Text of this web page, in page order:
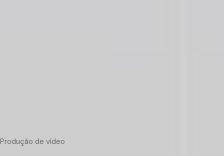
Produção de vídeo